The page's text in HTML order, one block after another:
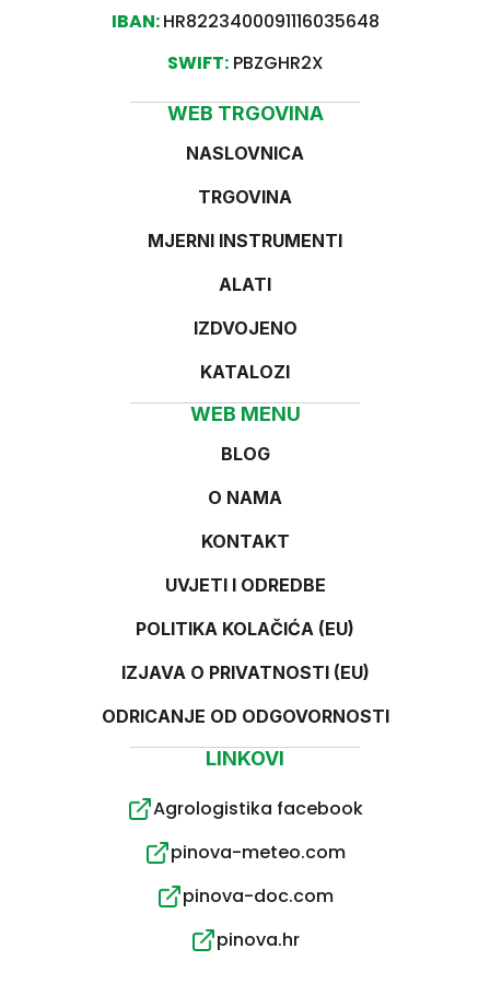
IBAN:HR8223400091116035648
SWIFT:PBZGHR2X
LINKOVI
Agrologistika facebook
pinova-meteo.com
pinova-doc.com
pinova.hr
WEB TRGOVINA
NASLOVNICA
TRGOVINA
MJERNI INSTRUMENTI
ALATI
IZDVOJENO
KATALOZI
WEB MENU
BLOG
O NAMA
KONTAKT
UVJETI I ODREDBE
POLITIKA KOLAČIĆA (EU)
IZJAVA O PRIVATNOSTI (EU)
ODRICANJE OD ODGOVORNOSTI